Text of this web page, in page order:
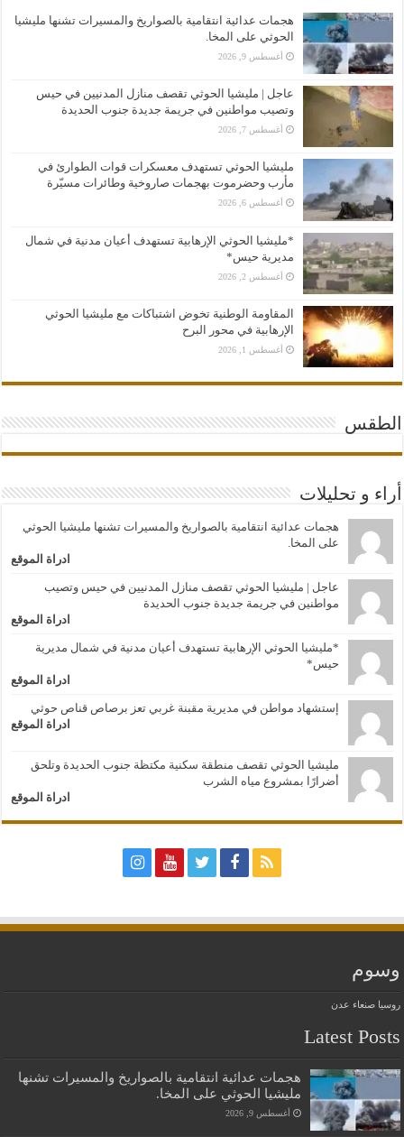
هجمات عدائية انتقامية بالصواريخ والمسيرات تشنها مليشيا
الحوثي على المخا.
أغسطس 9, 2026
عاجل | مليشيا الحوثي تقصف منازل المدنيين في حيس
وتصيب مواطنين في جريمة جديدة جنوب الحديدة
أغسطس 7, 2026
مليشيا الحوثي تستهدف معسكرات قوات الطوارئ في
مأرب وحضرموت بهجمات صاروخية وطائرات مسيّرة
أغسطس 6, 2026
*مليشيا الحوثي الإرهابية تستهدف أعيان مدنية في شمال
مديرية حيس*
أغسطس 2, 2026
المقاومة الوطنية تخوض اشتباكات مع مليشيا الحوثي
الإرهابية في محور البرح
أغسطس 1, 2026
الطقس
أراء و تحليلات
هجمات عدائية انتقامية بالصواريخ والمسيرات تشنها مليشيا الحوثي
على المخا.
ادراة الموقع
عاجل | مليشيا الحوثي تقصف منازل المدنيين في حيس وتصيب
مواطنين في جريمة جديدة جنوب الحديدة
ادراة الموقع
*مليشيا الحوثي الإرهابية تستهدف أعيان مدنية في شمال مديرية
حيس*
ادراة الموقع
إستشهاد مواطن في مديرية مقبنة غربي تعز برصاص قناص حوثي
ادراة الموقع
مليشيا الحوثي تقصف منطقة سكنية مكتظة جنوب الحديدة وتلحق
أضرارًا بمشروع مياه الشرب
ادراة الموقع
وسوم
روسيا صنعاء عدن
Latest Posts
هجمات عدائية انتقامية بالصواريخ والمسيرات تشنها
مليشيا الحوثي على المخا.
أغسطس 9, 2026